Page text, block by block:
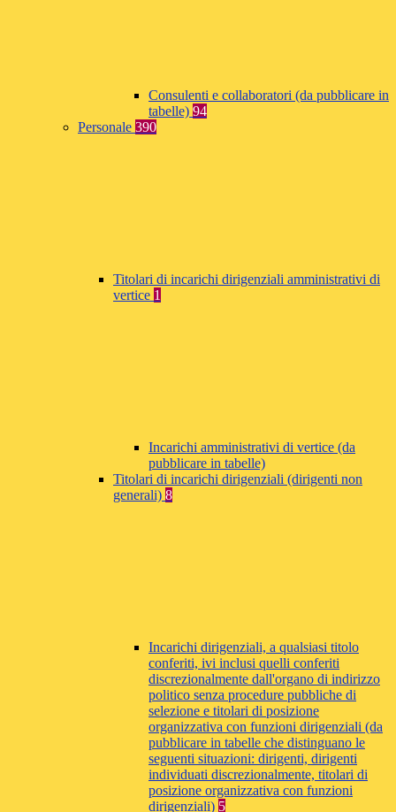
Consulenti e collaboratori (da pubblicare in
tabelle) 94
Personale 390
Titolari di incarichi dirigenziali amministrativi di
vertice 1
Incarichi amministrativi di vertice (da
pubblicare in tabelle)
Titolari di incarichi dirigenziali (dirigenti non
generali) 8
Incarichi dirigenziali, a qualsiasi titolo
conferiti, ivi inclusi quelli conferiti
discrezionalmente dall'organo di indirizzo
politico senza procedure pubbliche di
selezione e titolari di posizione
organizzativa con funzioni dirigenziali (da
pubblicare in tabelle che distinguano le
seguenti situazioni: dirigenti, dirigenti
individuati discrezionalmente, titolari di
posizione organizzativa con funzioni
dirigenziali) 5